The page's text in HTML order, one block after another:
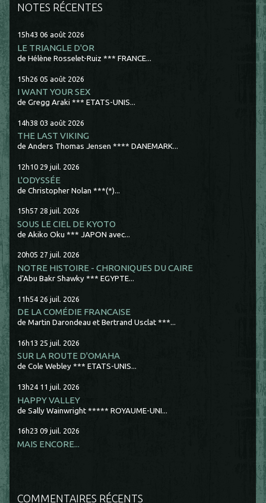
NOTES RÉCENTES
15h43 06 août 2026
LE TRIANGLE D'OR
de Hélène Rosselet-Ruiz *** FRANCE...
15h26 05 août 2026
I WANT YOUR SEX
de Gregg Araki *** ETATS-UNIS...
14h38 03 août 2026
THE LAST VIKING
de Anders Thomas Jensen **** DANEMARK...
12h10 29 juil. 2026
L'ODYSSÉE
de Christopher Nolan ***(*)...
15h57 28 juil. 2026
SOUS LE CIEL DE KYOTO
de Akiko Oku *** JAPON avec...
20h05 27 juil. 2026
NOTRE HISTOIRE - CHRONIQUES DU CAIRE
d'Abu Bakr Shawky *** EGYPTE...
11h54 26 juil. 2026
DE LA COMÉDIE FRANCAISE
de Martin Darondeau et Bertrand Usclat ***...
16h13 25 juil. 2026
SUR LA ROUTE D'OMAHA
de Cole Webley *** ETATS-UNIS...
13h24 11 juil. 2026
HAPPY VALLEY
de Sally Wainwright ***** ROYAUME-UNI...
16h23 09 juil. 2026
MAIS ENCORE...
COMMENTAIRES RÉCENTS